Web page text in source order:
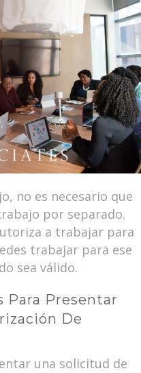
no es necesario que
por separado.
a trabajar para
trabajar para ese
sea válido.
Para Presentar
De
una solicitud de